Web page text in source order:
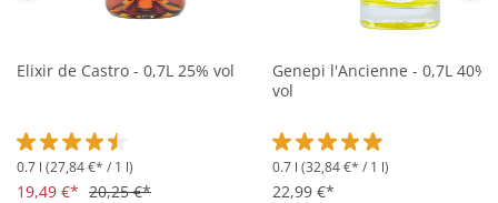
Elixir de Castro - 0,7L 25% vol
Durchschnittliche Bewertung von 4.5 von 5 Sternen
0.7 l (27,84 €* / 1 l)
19,49 €* 20,25 €*
Genepi l'Ancienne - 0,7L 40%
vol
Durchschnittliche
0.7 l (32,84 €* / 1 l)
22,99 €*